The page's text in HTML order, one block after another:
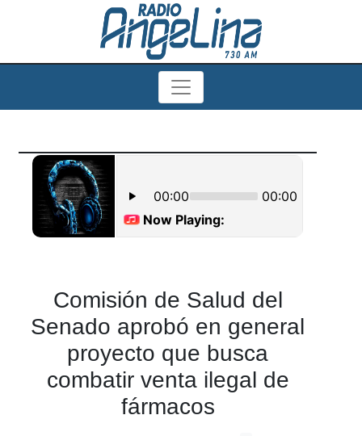
Comisión de Salud del
Senado aprobó en general
proyecto que busca
combatir venta ilegal de
fármacos